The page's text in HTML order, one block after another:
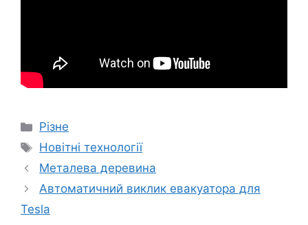
Категорії
Різне
Позначки
Новітні технології
Металева деревина
Автоматичний виклик евакуатора для
Tesla